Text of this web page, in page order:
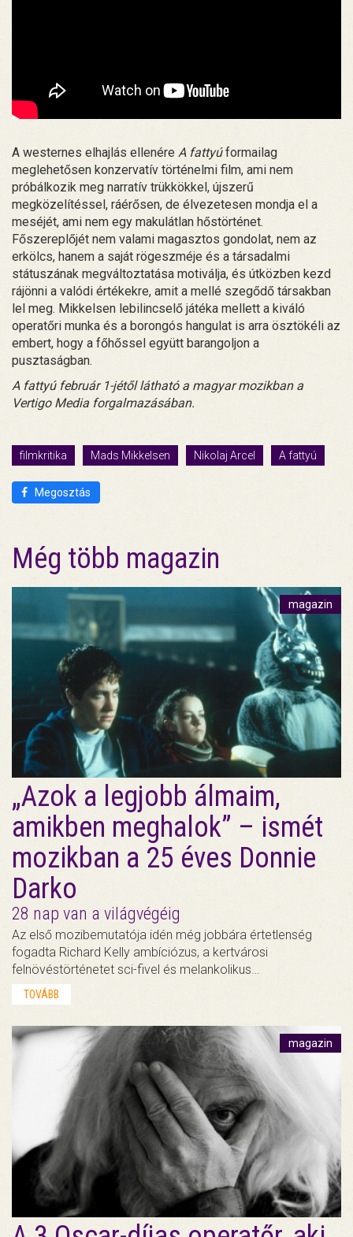
A westernes elhajlás ellenére A fattyúformailag
meglehetősen konzervatív történelmi film, ami nem
próbálkozik meg narratív trükkökkel, újszerű
megközelítéssel, ráérősen, de élvezetesen mondja el a
meséjét, ami nem egy makulátlan hőstörténet.
Főszereplőjét nem valami magasztos gondolat, nem az
erkölcs, hanem a saját rögeszméje és a társadalmi
státuszának megváltoztatása motiválja, és útközben kezd
rájönni a valódi értékekre, amit a mellé szegődő társakban
lel meg. Mikkelsen lebilincselő játéka mellett a kiváló
operatőri munka és a borongós hangulat is arra ösztökéli az
embert, hogy a főhőssel együtt barangoljon a
pusztaságban.
A fattyú február 1-jétől látható a magyar mozikban a
Vertigo Media forgalmazásában.
filmkritika Mads Mikkelsen Nikolaj Arcel A fattyú
Megosztás
Még több magazin
magazin
„Azok a legjobb álmaim,
amikben meghalok” – ismét
mozikban a 25 éves Donnie
Darko
28 nap van a világvégéig
Az első mozibemutatója idén még jobbára értetlenség
fogadta Richard Kelly ambíciózus, a kertvárosi
felnövéstörténetet sci-fivel és melankolikus…
TOVÁBB
magazin